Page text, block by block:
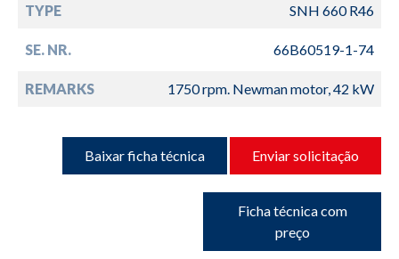
TYPE SNH 660 R46
SE. NR. 66B60519-1-74
REMARKS 1750 rpm. Newman motor, 42 kW
Baixar ficha técnica Enviar solicitação
Ficha técnica com
preço